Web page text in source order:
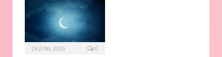
24 JUNI, 2026 0